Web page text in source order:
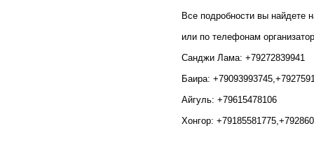
Все подробности вы найдете
или по телефонам
Санджи Лама: +79272839941
Баира:
Айгуль: +79615478106
Хонгор: